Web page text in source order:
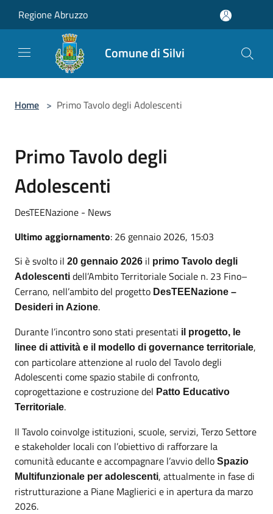
Regione Abruzzo
Comune di Silvi
Home > Primo Tavolo degli Adolescenti
Primo Tavolo degli
Adolescenti
DesTEENazione - News
Ultimo aggiornamento: 26 gennaio 2026, 15:03
Si è svolto il 20 gennaio 2026 il primo Tavolo degli
Adolescenti dell’Ambito Territoriale Sociale n. 23 Fino–
Cerrano, nell’ambito del progetto DesTEENazione –
Desideri in Azione.
Durante l’incontro sono stati presentati il progetto, le
linee di attività e il modello di governance territoriale,
con particolare attenzione al ruolo del Tavolo degli
Adolescenti come spazio stabile di confronto,
coprogettazione e costruzione del Patto Educativo
Territoriale.
Il Tavolo coinvolge istituzioni, scuole, servizi, Terzo Settore
e stakeholder locali con l’obiettivo di rafforzare la
comunità educante e accompagnare l’avvio dello Spazio
Multifunzionale per adolescenti, attualmente in fase di
ristrutturazione a Piane Maglierici e in apertura da marzo
2026.